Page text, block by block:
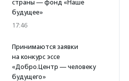
страны — фонд «Наше
будущее»
17:46
Принимаются заявки
на конкурс эссе
«Добро.Центр — человеку
будущего»